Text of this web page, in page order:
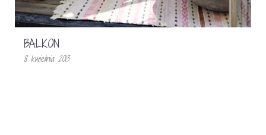
BALKON
8 kwietnia 2013